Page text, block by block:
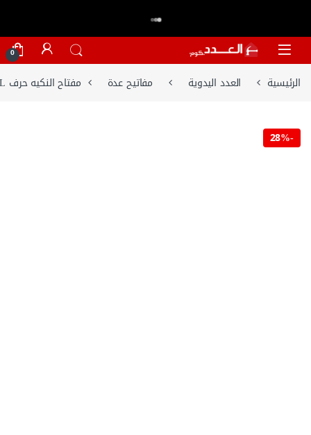
Skip to navigation
Skip to content
0
الرئيسية العدد اليدوية مفاتيح عدة مفتاح النكيه حرف L مقاس 19 مم من ساتا – ‏84325‏
-
28%